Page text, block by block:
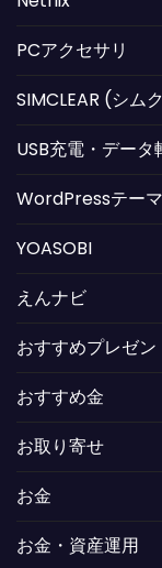
PCアクセサリ
SIMCLEAR (シム
USB充電・データ
WordPressテーマ
YOASOBI
えんナビ
おすすめプレゼン
おすすめ金
お取り寄せ
お金
お金・資産運用